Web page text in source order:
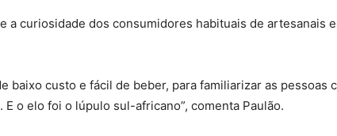
curiosidade dos consumidores habituais de artesanais
baixo custo e fácil de beber, para familiarizar as pessoas
o elo foi o lúpulo sul-africano”, comenta Paulão.